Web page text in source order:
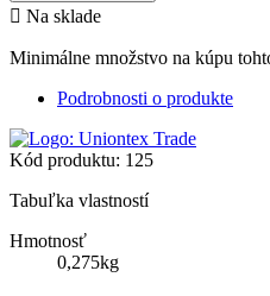
 Na sklade
Minimálne množstvo na kúpu
Podrobnosti o produkte
Kód produktu: 125
Tabuľka vlastností
Hmotnosť
0,275kg